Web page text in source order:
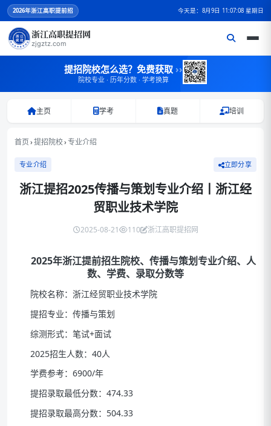
2026年浙江高职提前招 今天是：8月9日 11:07:08 星期日
浙江高职提招网
zjgztz.com
提招院校怎么选？免费获取 ››
院校专业 · 历年分数 · 学考换算
主页 学考 真题 培训
首页›提招院校›专业介绍
专业介绍 立即分享
浙江提招2025传播与策划专业介绍丨浙江经
贸职业技术学院
2025-08-21 110 浙江高职提招网
2025年浙江提前招生院校、传播与策划专业介绍、人
数、学费、录取分数等
院校名称：浙江经贸职业技术学院
提招专业：传播与策划
综测形式：笔试+面试
2025招生人数：40人
学费参考：6900/年
提招录取最低分数：474.33
提招录取最高分数：504.33